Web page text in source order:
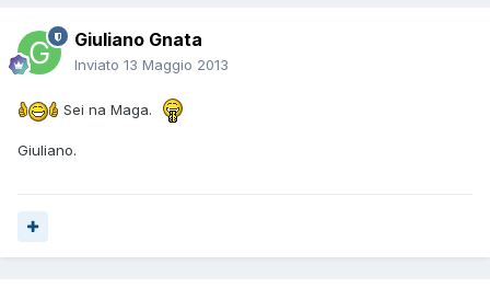
Giuliano Gnata
Inviato 13 Maggio 2013
Sei na Maga.
Giuliano.